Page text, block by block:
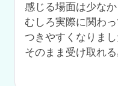
感じる場面は少な
むしろ実際に関わ
つきやすくなりまし
そのまま受け取れ